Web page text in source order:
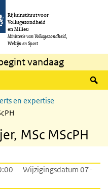
Rijksinstituut voor
Volksgezondheid
en Milieu
Ministerie van Volksgezondheid,
Welzijn en Sport
vandaag
en expertise
MSc MScPH
Wijzigingsdatum 07-